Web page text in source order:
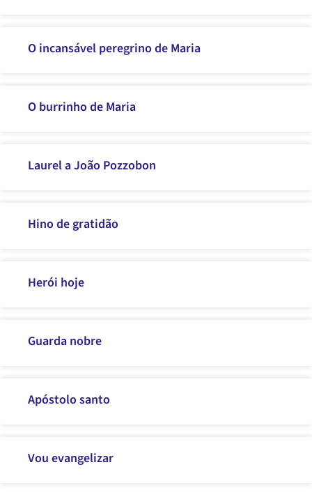
O incansável peregrino de Maria
O burrinho de Maria
Laurel a João Pozzobon
Hino de gratidão
Herói hoje
Guarda nobre
Apóstolo santo
Vou evangelizar